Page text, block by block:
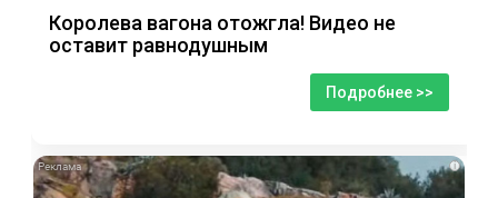
Королева вагона отожгла! Видео не
оставит равнодушным
Подробнее >>
i